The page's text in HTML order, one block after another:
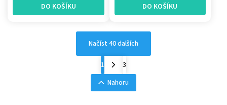
DO KOŠÍKU DO KOŠÍKU
Načíst 40 dalších
1
3
Nahoru